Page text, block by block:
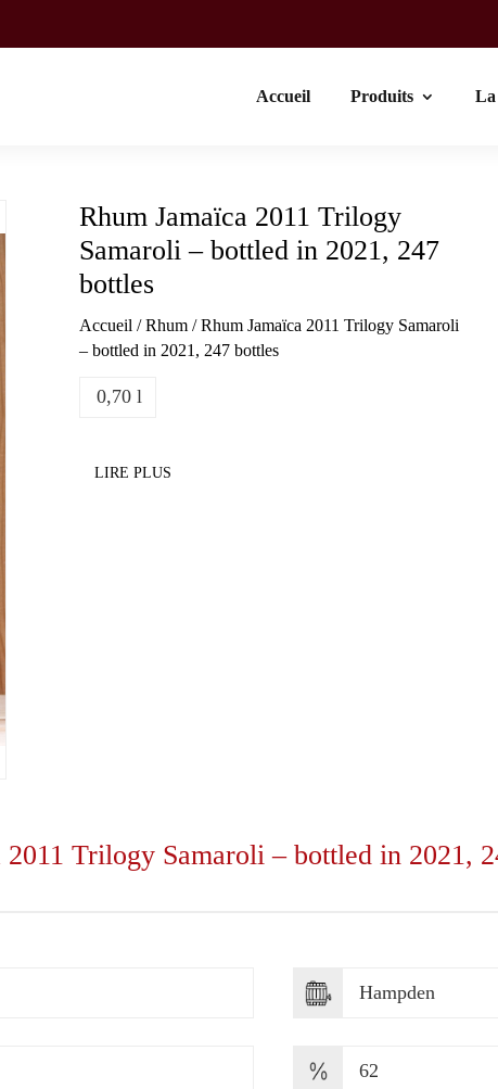
Accueil Produits La
Rhum Jamaïca 2011 Trilogy
Samaroli – bottled in 2021, 247
bottles
Accueil /Rhum/ Rhum Jamaïca 2011 Trilogy Samaroli
– bottled in 2021, 247 bottles
0,70 l
LIRE PLUS
2011Trilogy Samaroli – bottled in 2021,
Hampden
62